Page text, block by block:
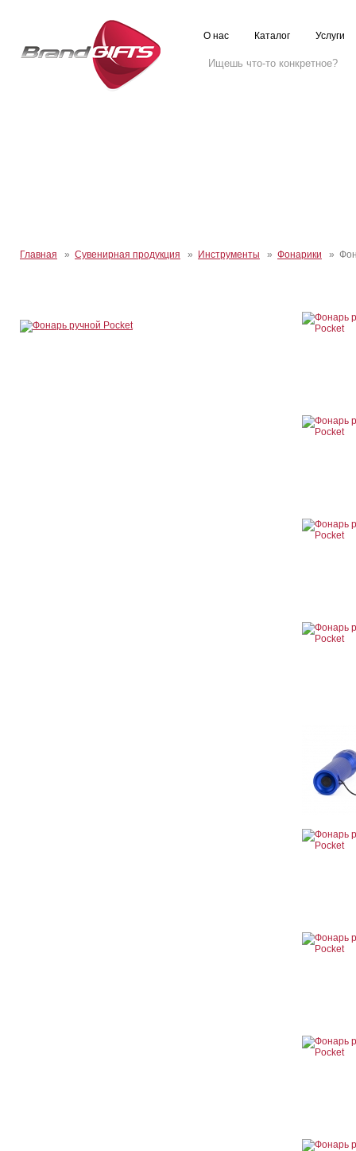
О нас Каталог Услуги
Главная » Сувенирная продукция » Инструменты » Фонарики »